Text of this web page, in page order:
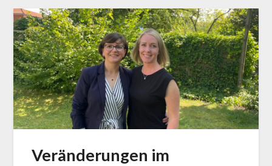
Veränderungen im